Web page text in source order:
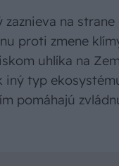
na
proti zmene
uhlíka na
iný typ
pomáhajú